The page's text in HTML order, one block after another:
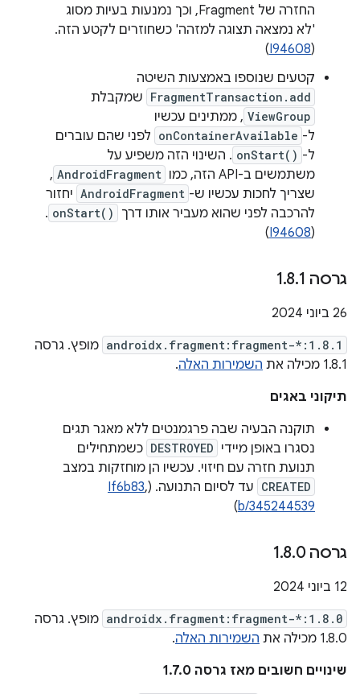
החזרה של Fragment, וכך נמנעות בעיות מסוג
'לא נמצאה תצוגה למזהה' כשחוזרים לקטע הזה.
(
I94608
)
קטעים שנוספו באמצעות השיטה
FragmentTransaction.add שמקבלת
ViewGroup , ממתינים עכשיו
ל- onContainerAvailable לפני שהם עוברים
ל- onStart() . השינוי הזה משפיע על
משתמשים ב-API הזה, כמו
AndroidFragment
,
שצריך לחכות עכשיו ש- AndroidFragment יחזור
להרכבה לפני שהוא מעביר אותו דרך
onStart()
.
(
I94608
)
גרסה 1 .8.1
‫26 ביוני 2024
androidx.fragment:fragment-*:1.8.1 מופץ. גרסה
1.8.1 מכילה את
השמירות האלה.
תיקוני באגים
תוקנה הבעיה שבה פרגמנטים ללא מאגר תגים
נסגרו באופן מיידי DESTROYED כשמתחילים
תנועת חזרה עם חיזוי. עכשיו הן מוחזקות במצב
CREATED עד לסיום התנועה. ( If6b83,
b/345244539
)
גרסה 1 .8.0
‫12 ביוני 2024
androidx.fragment:fragment-*:1.8.0 מופץ. גרסה
1.8.0 מכילה את
השמירות האלה.
שינויים חשובים מאז גרסה 1.7.0